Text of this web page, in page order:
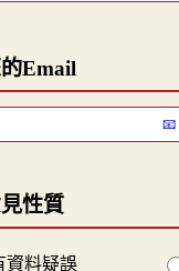
Email
性質
資料疑誤